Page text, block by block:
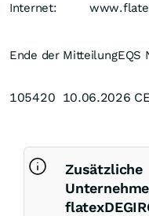
Internet:
Ende der MitteilungEQS
105420 10.06.2026
Zusätzliche